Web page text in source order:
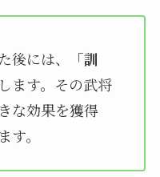
後には、
「訓
ます。その武将
な効果を獲得
。